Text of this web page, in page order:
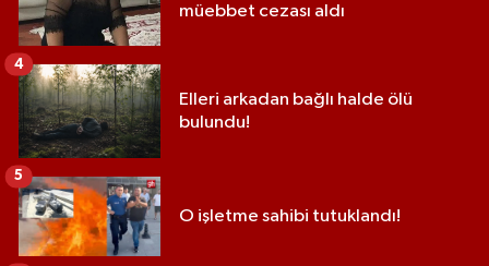
müebbet cezası aldı
Elleri arkadan bağlı halde ölü
bulundu!
4
O işletme sahibi tutuklandı!
5